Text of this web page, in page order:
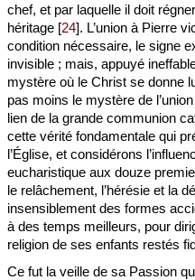
chef, et par laquelle il doit
héritage [24]. L’union à Pierre
condition nécessaire, le signe
invisible ; mais, appuyé
mystère où le Christ se donne
pas moins le mystère de
lien de la grande communion
cette vérité fondamentale qui
l’Église, et considérons
eucharistique aux douze
le relâchement, l’hérésie et la
insensiblement des formes
à des temps meilleurs, pour
religion de ses enfants restés
Ce fut la veille de sa Passion